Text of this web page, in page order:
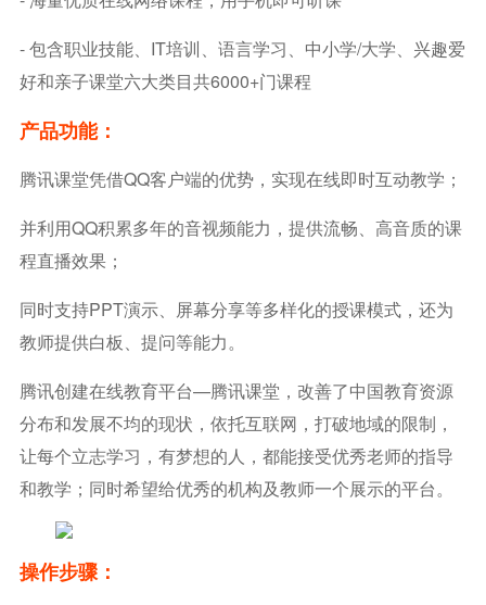
- 包含职业技能、IT培训、语言学习、中小学/大学、兴趣爱
好和亲子课堂六大类目共6000+门课程
产品功能：
腾讯课堂凭借QQ客户端的优势，实现在线即时互动教学；
并利用QQ积累多年的音视频能力，提供流畅、高音质的课
程直播效果；
同时支持PPT演示、屏幕分享等多样化的授课模式，还为
教师提供白板、提问等能力。
腾讯创建在线教育平台—腾讯课堂，改善了中国教育资源
分布和发展不均的现状，依托互联网，打破地域的限制，
让每个立志学习，有梦想的人，都能接受优秀老师的指导
和教学；同时希望给优秀的机构及教师一个展示的平台。
操作步骤：